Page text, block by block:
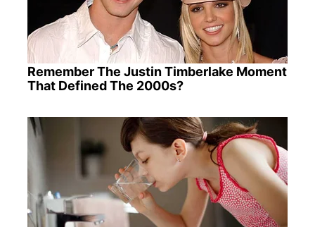
Remember The Justin Timberlake Moment
That Defined The 2000s?